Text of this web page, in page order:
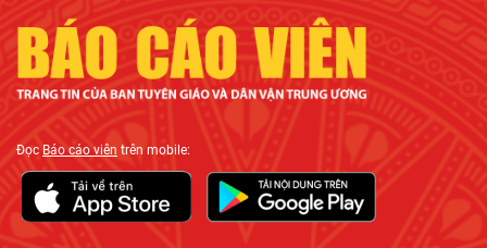
ĐọcBáo cáo viên trên mobile: